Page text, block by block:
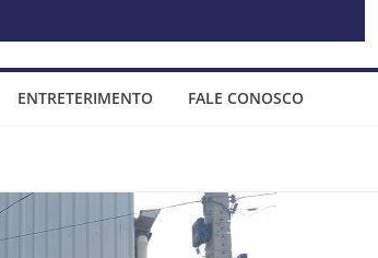
ENTRETERIMENTO FALE CONOSCO